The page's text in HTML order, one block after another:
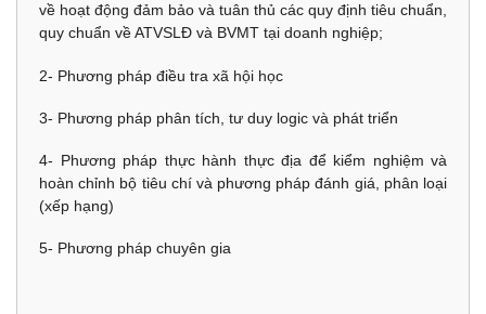
về hoạt động đảm bảo và tuân thủ các quy định tiêu chuẩn,
quy chuẩn về ATVSLĐ và BVMT tại doanh nghiệp;
2- Phương pháp điều tra xã hội học
3- Phương pháp phân tích, tư duy logic và phát triển
4- Phương pháp thực hành thực địa để kiểm nghiệm và
hoàn chỉnh bộ tiêu chí và phương pháp đánh giá, phân loại
(xếp hạng)
5- Phương pháp chuyên gia